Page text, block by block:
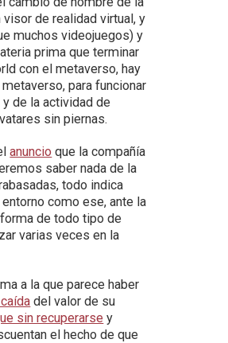
de realidad virtual, y
muchos videojuegos) y
prima que terminar
con el metaverso, hay
para funcionar
de la actividad de
sin piernas.
anuncio que la compañía
saber nada de la
todo indica
como ese, ante la
de todo tipo de
varias veces en la
a la que parece haber
del valor de su
sin recuperarse y
el hecho de que